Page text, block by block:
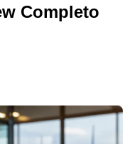
Completo